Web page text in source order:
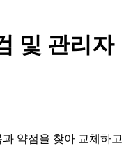
및 관리자
약점을 찾아 교체하고